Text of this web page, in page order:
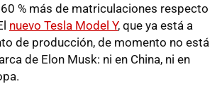
% más de matriculaciones respecto
nuevo Tesla Model Y, que ya está a
de producción, de momento no está
de Elon Musk: ni en China, ni en